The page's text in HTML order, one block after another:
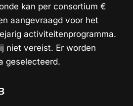
kan per consortium €
aangevraagd voor het
activiteitenprogramma.
niet vereist. Er worden
geselecteerd.